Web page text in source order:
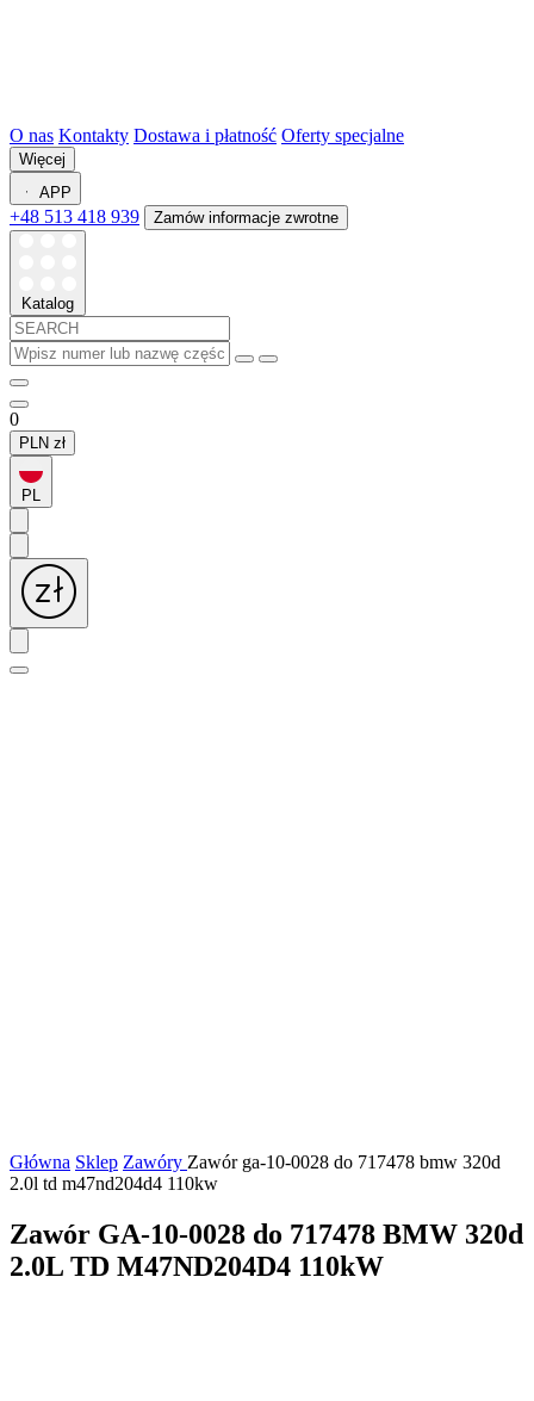
O nas Kontakty Dostawa i płatność Oferty specjalne
Więcej
APP
+48 513 418 939 Zamów informacje zwrotne
Katalog
0
PLN zł
PL
Główna Sklep Zawóry Zawór ga-10-0028 do 717478 bmw 320d
2.0l td m47nd204d4 110kw
Zawór GA-10-0028 do 717478 BMW 320d
2.0L TD M47ND204D4 110kW